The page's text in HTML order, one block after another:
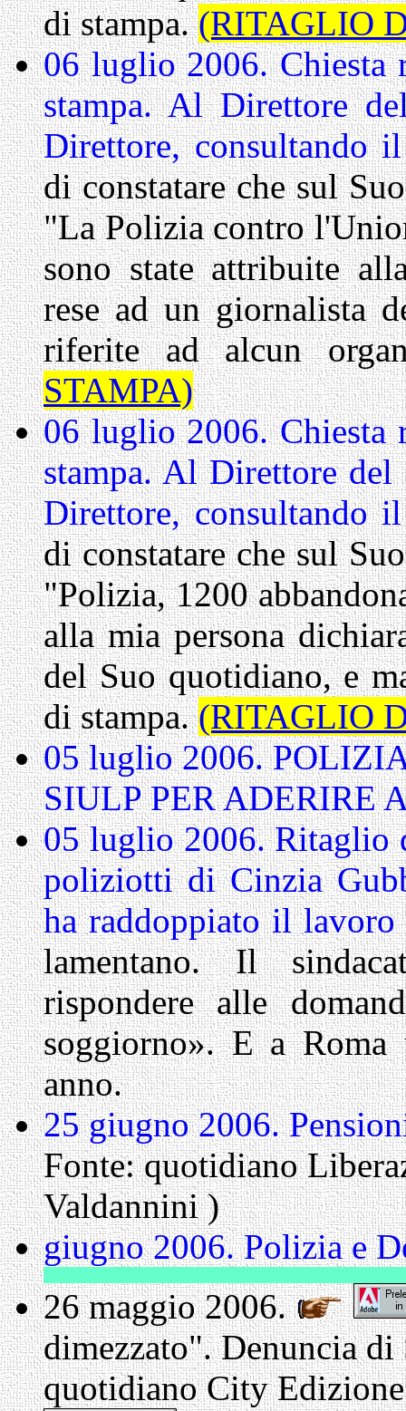
di stampa.(RITAGLIO
06 luglio 2006. Chiesta
stampa. Al Direttore
Direttore, consultando
di constatare che sul
"La Polizia contro
sono state attribuite
rese ad un giornalista
riferite ad alcun
STAMPA)
06 luglio 2006. Chiesta
stampa. Al Direttore
Direttore, consultando
di constatare che sul
"Polizia, 1200
alla mia persona
del Suo quotidiano, e
di stampa.(RITAGLIO
05 luglio 2006.
SIULP PER ADERIRE
05 luglio 2006. Ritaglio
poliziotti di Cinzia
ha raddoppiato il
lamentano. Il
rispondere alle
soggiorno». E a
anno.
25 giugno 2006.
Fonte: quotidiano
Valdannini )
giugno 2006. Polizia e
26 maggio 2006.
dimezzato". Denuncia
quotidiano City